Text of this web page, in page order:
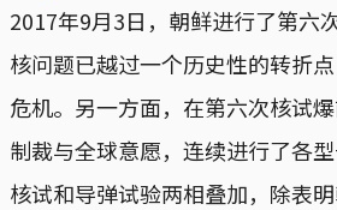
2017年9月3日，朝鲜进行了第六
核问题已越过一个历史性的转折
危机。另一方面，在第六次核试
制裁与全球意愿，连续进行了各型
核试和导弹试验两相叠加，除表